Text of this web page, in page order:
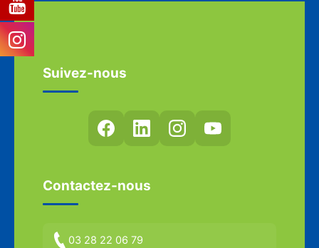
Suivez-nous
Contactez-nous
03 28 22 06 79